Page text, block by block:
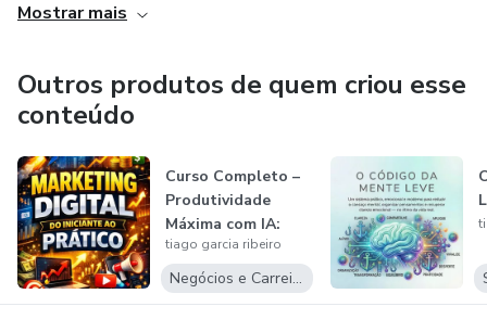
Pequenas mudanças diárias, aplicadas consistentemente,
podem gerar grandes transformações em semanas.
menor tempo possível.
conteúdos feitos para facilitar sua vida… você está no lugar
certo.
Continue comigo — sua evolução começa agora.
Mostrar mais
Outros produtos de quem criou esse
conteúdo
Curso Completo –
Produtividade
Máxima com IA:
Transforme Sua...
tiago garcia ribeiro
Negócios e Carreira